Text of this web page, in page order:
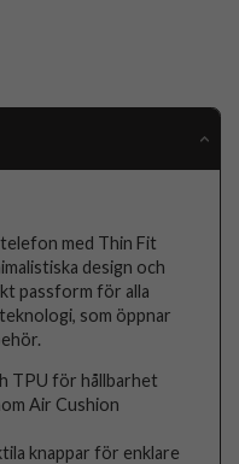
med Thin Fit
design och
passform för alla
som öppnar
TPU för hållbarhet
Air Cushion
knappar för enklare